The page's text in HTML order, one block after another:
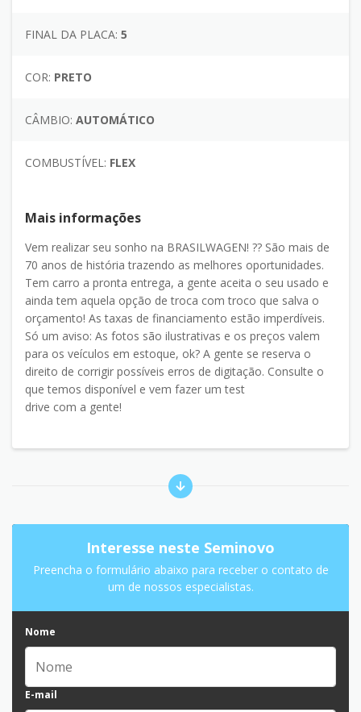
FINAL DA PLACA: 5
COR: PRETO
CÂMBIO: AUTOMÁTICO
COMBUSTÍVEL: FLEX
Mais informações
Vem realizar seu sonho na BRASILWAGEN! ?? São mais de
70 anos de história trazendo as melhores oportunidades.
Tem carro a pronta entrega, a gente aceita o seu usado e
ainda tem aquela opção de troca com troco que salva o
orçamento! As taxas de financiamento estão imperdíveis.
Só um aviso: As fotos são ilustrativas e os preços valem
para os veículos em estoque, ok? A gente se reserva o
direito de corrigir possíveis erros de digitação. Consulte o
que temos disponível e vem fazer um test
drive com a gente!
Interesse neste Seminovo
Preencha o formulário abaixo para receber o contato de
um de nossos especialistas.
Nome
E-mail